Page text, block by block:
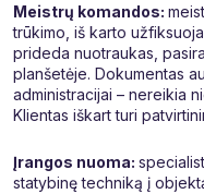
Meistrų komandos:
trūkimo, iš karto
prideda nuotraukas,
planšetėje. Dokumentas
administracijai – nereikia
Klientas iškart turi
Įrangos nuoma:
statybinę techniką į